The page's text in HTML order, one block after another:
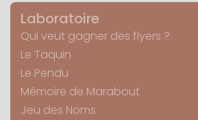
Laboratoire
Qui veut gagner des flyers ?
Le Taquin
Le Pendu
Mémoire de Marabout
Jeu des Noms